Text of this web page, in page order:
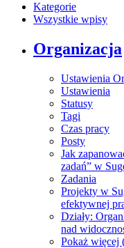
Kategorie
Wszystkie wpisy
Organizacja
Ustawienia
Ustawienia
Statusy
Tagi
Czas pracy
Posty
Jak
zadań” w
Zadania
Projekty w
efektywnej
Działy:
nad
Pokaż więcej